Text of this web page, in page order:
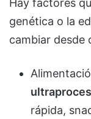
Hay factores
genética o la
cambiar desde
rápida,